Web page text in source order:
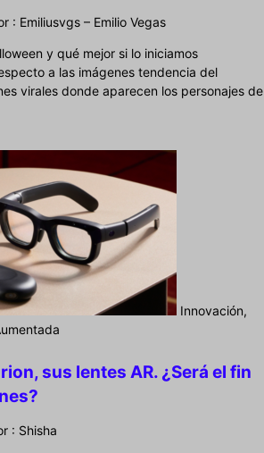
: Emiliusvgs – Emilio Vegas
y qué mejor si lo iniciamos
a las imágenes tendencia del
virales donde aparecen los personajes de
Innovación,
sus lentes AR. ¿Será el fin
: Shisha